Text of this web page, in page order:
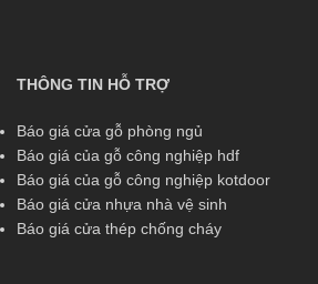
THÔNG TIN HỖ TRỢ
Báo giá cửa gỗ phòng ngủ
Báo giá của gỗ công nghiệp hdf
Báo giá của gỗ công nghiệp kotdoor
Báo giá cửa nhựa nhà vệ sinh
Báo giá cửa thép chống cháy